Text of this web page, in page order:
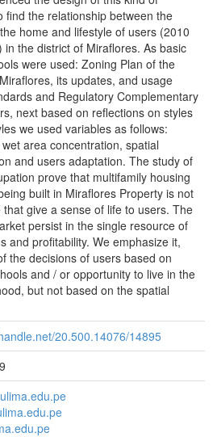
find the relationship between the
home and lifestyle of users (2010
in the district of Miraflores. As basic
were used: Zoning Plan of the
its updates, and usage
and Regulatory Complementary
next based on reflections on styles
we used variables as follows:
wet area concentration, spatial
and users adaptation. The study of
prove that multifamily housing
built in Miraflores Property is not
that give a sense of life to users. The
persist in the single resource of
and profitability. We emphasize it,
the decisions of users based on
and / or opportunity to live in the
but not based on the spatial
20.500.14076/14895